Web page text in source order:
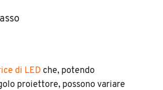
di LED che, potendo
proiettore, possono variare